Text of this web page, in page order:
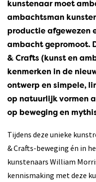
kunstenaar moet
ambachtsman
productie afgewezen
ambacht gepromoot.
& Crafts (kunst en
kenmerken in de
ontwerp en simpele,
op natuurlijk vormen
op beweging en
Tijdens deze unieke
& Crafts-beweging én in
kunstenaars William
kennismaking met deze